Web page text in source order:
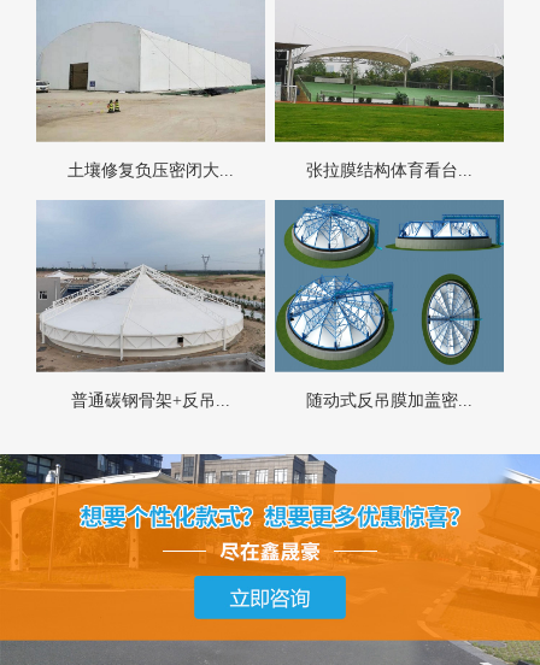
土壤修复负压密闭大... 张拉膜结构体育看台...
普通碳钢骨架+反吊... 随动式反吊膜加盖密...